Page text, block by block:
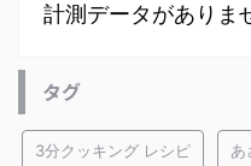
計測データがありま
タグ
3分クッキング レシピ あ